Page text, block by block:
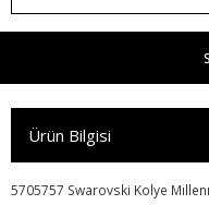
Ürün Bilgisi
5705757 Swarovski Kolye